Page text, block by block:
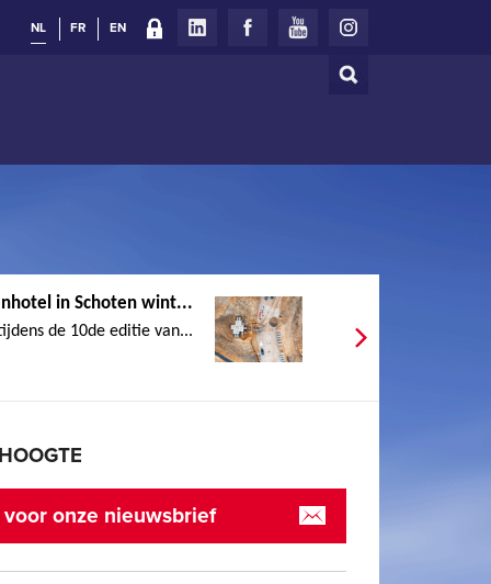
Zoeken
NL FR EN
in Schoten wint...
de 10de editie van...
onze nieuwsbrief